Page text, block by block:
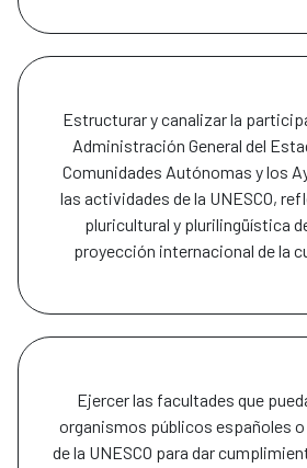
Estructurar y canalizar la
Administración General del
Comunidades Autónomas y los
las actividades de la UNESCO,
pluricultural y plurilingüística
proyección internacional de la
Ejercer las facultades que
organismos públicos españoles
de la UNESCO para dar